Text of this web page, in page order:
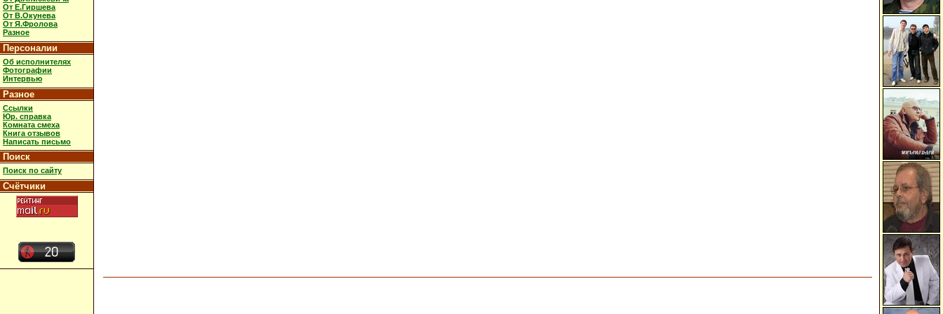
От Е.Гиршева
От В.Окунева
От Я.Фролова
Разное
Персоналии
Об исполнителях
Фотографии
Интервью
Разное
Ссылки
Юр. справка
Комната смеха
Книга отзывов
Написать письмо
Поиск
Поиск по сайту
Счётчики